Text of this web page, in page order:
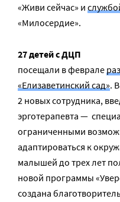
«Живи сейчас» и
«Милосердие».
27 детей с ДЦП
посещали в феврале
«Елизаветинский сад».
2 новых сотрудника,
эрготерапевта —
ограниченными
адаптироваться к
малышей до трех лет
новой программы
создана